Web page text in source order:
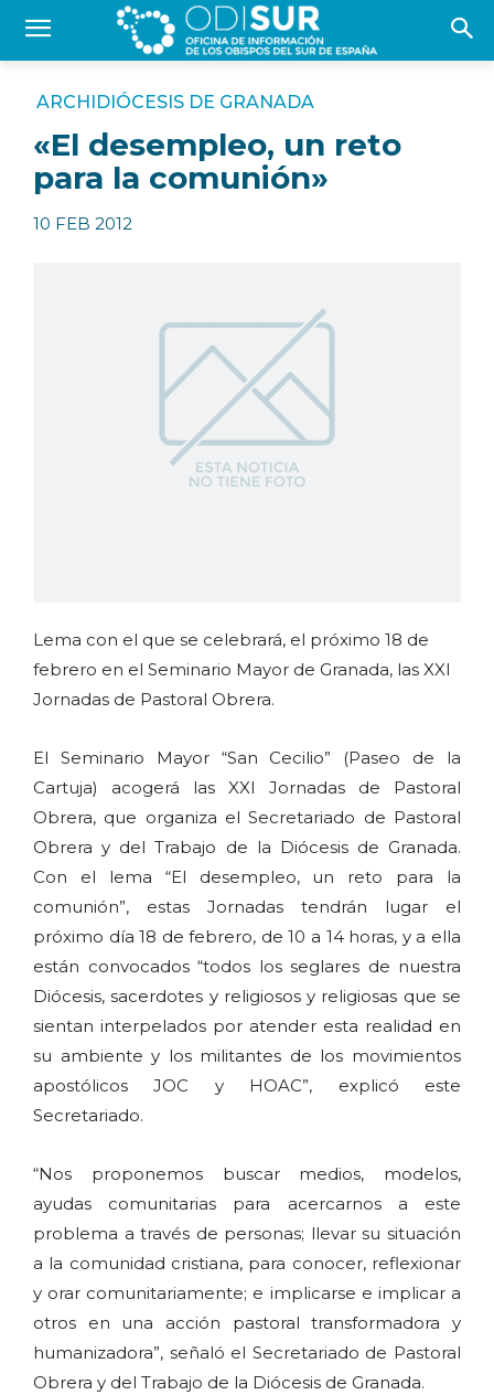
ARCHIDIÓCESIS DE GRANADA
«El desempleo, un reto
para la comunión»
10 FEB 2012
Lema con el que se celebrará, el próximo 18 de
febrero en el Seminario Mayor de Granada, las XXI
Jornadas de Pastoral Obrera.
El Seminario Mayor “San Cecilio” (Paseo de la
Cartuja) acogerá las XXI Jornadas de Pastoral
Obrera, que organiza el Secretariado de Pastoral
Obrera y del Trabajo de la Diócesis de Granada.
Con el lema “El desempleo, un reto para la
comunión”, estas Jornadas tendrán lugar el
próximo día 18 de febrero, de 10 a 14 horas, y a ella
están convocados “todos los seglares de nuestra
Diócesis, sacerdotes y religiosos y religiosas que se
sientan interpelados por atender esta realidad en
su ambiente y los militantes de los movimientos
apostólicos JOC y HOAC”, explicó este
Secretariado.
“Nos proponemos buscar medios, modelos,
ayudas comunitarias para acercarnos a este
problema a través de personas; llevar su situación
a la comunidad cristiana, para conocer, reflexionar
y orar comunitariamente; e implicarse e implicar a
otros en una acción pastoral transformadora y
humanizadora”, señaló el Secretariado de Pastoral
Obrera y del Trabajo de la Diócesis de Granada.